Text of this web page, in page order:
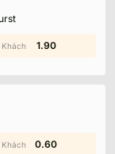
0.40
1.90
1.10
0.60
khác